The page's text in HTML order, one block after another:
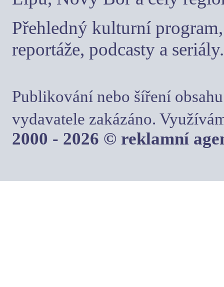
Přehledný kulturní
reportáže, podcasty a seriály.
Publikování nebo šíření
vydavatele zakázáno.
2000 - 2026 © reklamní